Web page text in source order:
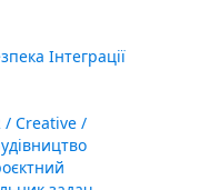
Інтеграції
/ Creative /